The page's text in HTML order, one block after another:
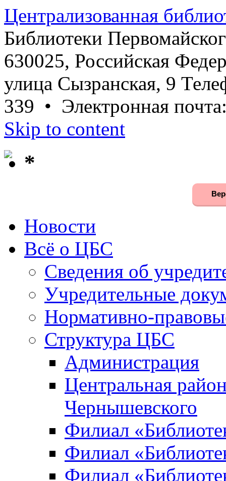
Централизованная
Библиотеки
630025, Российская
улица Сызранская, 9
339 • Электронная
Skip to content
*
Новости
Всё о ЦБС
Сведения об
Учредительные
Нормативно-
Структура ЦБС
Администрация
Центральная
Чернышевского
Филиал
Филиал
Филиал